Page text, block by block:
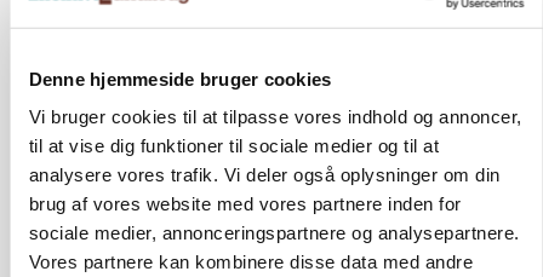
Denne hjemmeside bruger cookies
Vi bruger cookies til at tilpasse vores indhold og annoncer,
til at vise dig funktioner til sociale medier og til at
analysere vores trafik. Vi deler også oplysninger om din
brug af vores website med vores partnere inden for
sociale medier, annonceringspartnere og analysepartnere.
Vores partnere kan kombinere disse data med andre
Russisk mælkepris dykker 23 procent
Annonce